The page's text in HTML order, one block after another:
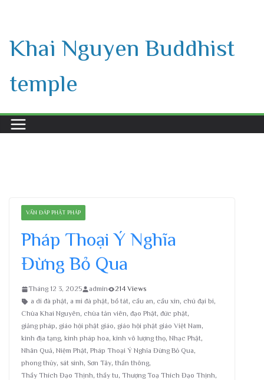
content
Khai Nguyen Buddhist
temple
VẤN ĐÁP PHẬT PHÁP
Pháp Thoại Ý Nghĩa
Đừng Bỏ Qua
Tháng 12 3, 2025 admin
214 Views
a di đà phật, a mi đà phật, bồ tát, cầu an, cầu xin, chú đại bi,
Chùa Khai Nguyên, chùa tản viên, đạo Phật, đức phật,
giảng pháp, giáo hội phật giáo, giáo hội phật giáo Việt Nam,
kinh địa tạng, kinh pháp hoa, kinh vô lượng thọ, Nhạc Phật,
Nhân Quả, Niệm Phật, Pháp Thoại Ý Nghĩa Đừng Bỏ Qua,
phong thủy, sát sinh, Sơn Tây, thần thông,
Thầy Thích Đạo Thịnh, thầy tu, Thượng Toạ Thích Đạo Thịnh,